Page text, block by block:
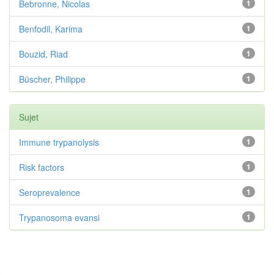
1
Bebronne, Nicolas
1
Benfodil, Karima
1
Bouzid, Riad
1
Büscher, Philippe
Sujet
1
Immune trypanolysis
1
Risk factors
1
Seroprevalence
1
Trypanosoma evansi